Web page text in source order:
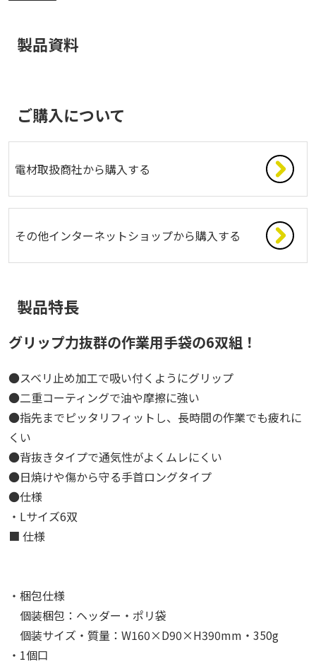
製品資料
ご購入について
電材取扱商社から購入する
その他インターネットショップから購入する
製品特長
グリップ力抜群の作業用手袋の6双組！
●スベリ止め加工で吸い付くようにグリップ
●二重コーティングで油や摩擦に強い
●指先までピッタリフィットし、長時間の作業でも疲れに
くい
●背抜きタイプで通気性がよくムレにくい
●日焼けや傷から守る手首ロングタイプ
●仕様
・Lサイズ6双
■ 仕様
・梱包仕様
個装梱包：ヘッダー・ポリ袋
個装サイズ・質量：W160×D90×H390mm・350g
・1個口